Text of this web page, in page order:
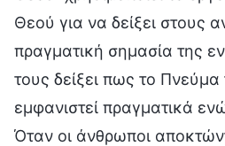
Θεού για να δείξει στους
πραγματική σημασία της
τους δείξει πως το
εμφανιστεί πραγματικά
Όταν οι άνθρωποι